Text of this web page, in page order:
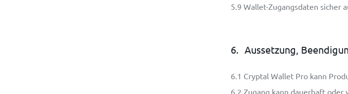
5.9 Wallet-Zugangsdaten sicher
6. Aussetzung,
6.1 Cryptal Wallet Pro kann
6.2 Zugang kann dauerhaft oder